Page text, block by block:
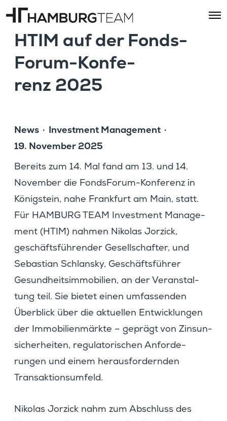
O
HTIM auf der Fonds­
Forum-Konfe­
renz 2025
News
Invest­ment Manage­ment
19. November 2025
Bereits zum 14. Mal fand am 13. und 14.
November die Fonds­Forum-Konfe­renz in
König­stein, nahe Frank­furt am Main, statt.
Für HAMBURG TEAM Invest­ment Manage­
ment (HTIM) nahmen Nikolas Jorzick,
geschäfts­füh­render Gesell­schafter, und
Sebas­tian Schlansky, Geschäfts­führer
Gesund­heits­im­mo­bi­lien, an der Veran­stal­
tung teil. Sie bietet einen umfas­senden
Überblick über die aktuellen Entwick­lungen
der Immobi­li­en­märkte – geprägt von Zinsun­
si­cher­heiten, regula­to­ri­schen Anfor­de­
rungen und einem heraus­for­dernden
Transaktionsumfeld.
Nikolas Jorzick nahm zum Abschluss des